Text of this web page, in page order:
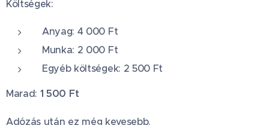
Költségek:
Anyag: 4 000 Ft
Munka: 2 000 Ft
Egyéb költségek: 2 500 Ft
Marad: 1 500 Ft
Adózás után ez még kevesebb.